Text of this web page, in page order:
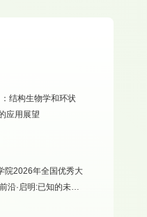
结构生物学和环状
应用展望
院2026年全国优秀大
沿·启明:已知的未知